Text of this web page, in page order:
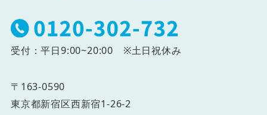
受付：平日9:00~20:00 ※土日祝休み
〒163-0590
東京都新宿区西新宿1-26-2